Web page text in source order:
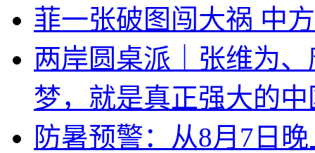
菲一张破图闯大祸 中
两岸圆桌派｜张维为
梦，就是真正强大的中
防暑预警：从8月7日